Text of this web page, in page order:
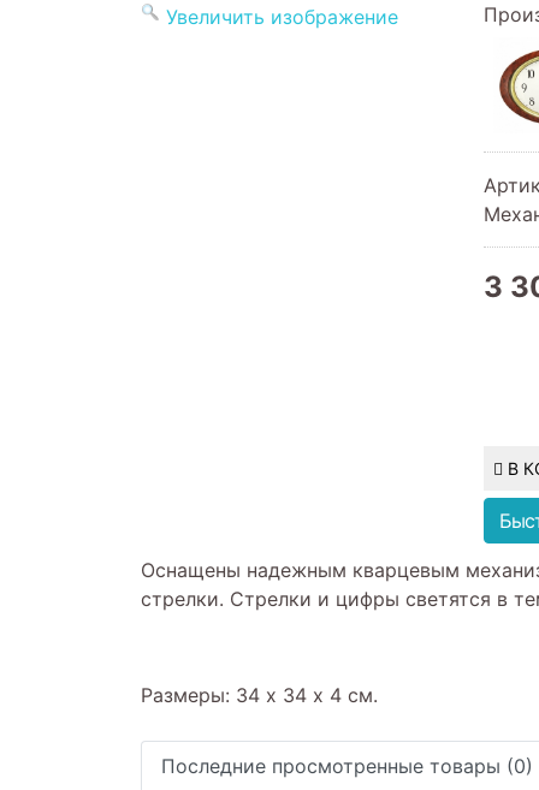
Увеличить изображение
3
В
Оснащены надежным кварцевым
стрелки. Стрелки и цифры светятся в
Размеры: 34 х 34 х 4 см.
Последние просмотренные товары (0)